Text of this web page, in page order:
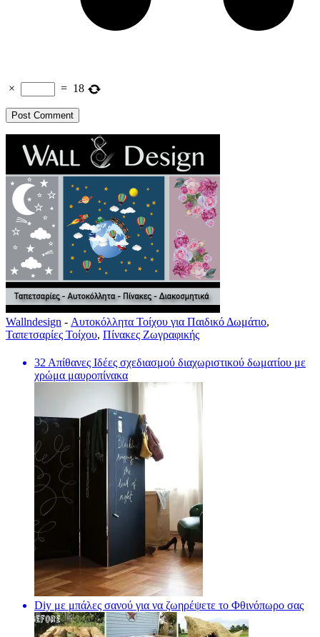
× = 18
Wallndesign - Αυτοκόλλητα Τοίχου για Παιδικό Δωμάτιο,
Ταπετσαρίες Τοίχου, Πίνακες Ζωγραφικής
32 Απίθανες Ιδέες σχεδιασμού διαχωριστικού δωματίου με
χρώμα μαυροπίνακα
Diy με μπάλες σανού για να ζωηρέψετε το Φθινόπωρο σας